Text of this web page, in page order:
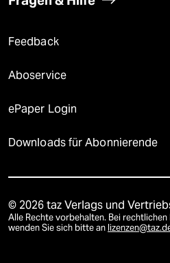
Feedback
Aboservice
ePaper Login
Downloads für Abonnierende
© 2026 taz Verlags und
Alle Rechte vorbehalten. Bei
wenden Sie sich bitte an